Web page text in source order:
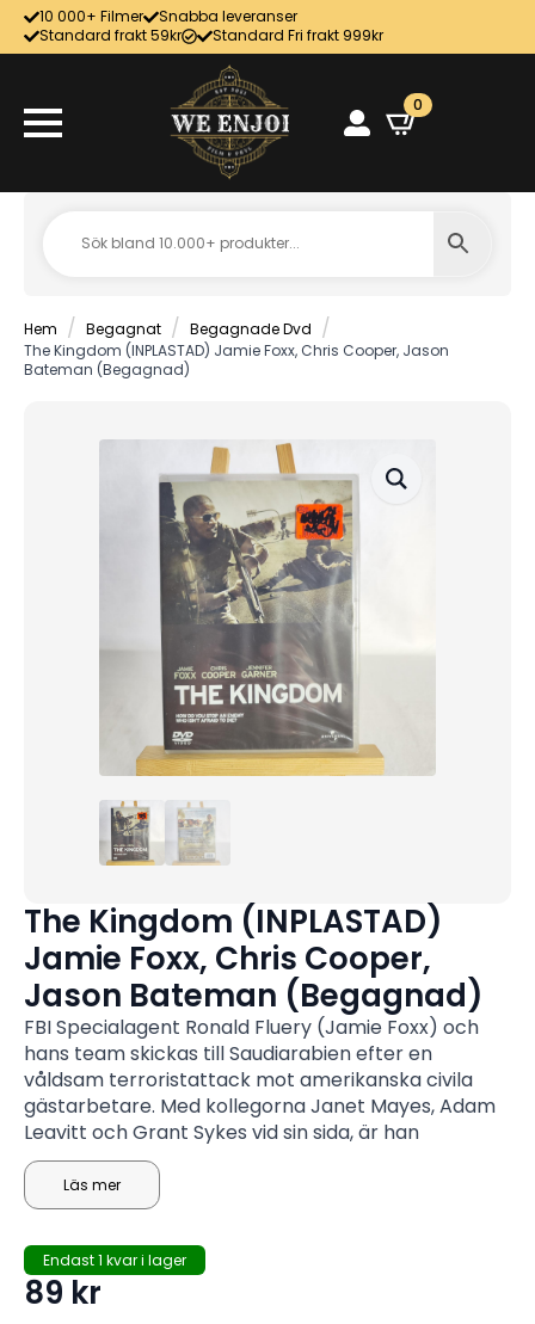
10 000+ Filmer
Snabba leveranser
Standard frakt 59kr
Standard Fri frakt 999kr
0
Hem Begagnat
Begagnade Dvd
The Kingdom (INPLASTAD) Jamie Foxx, Chris Cooper, Jason
Bateman (Begagnad)
The Kingdom (INPLASTAD)
Jamie Foxx, Chris Cooper,
Jason Bateman (Begagnad)
FBI Specialagent Ronald Fluery (Jamie Foxx) och
hans team skickas till Saudiarabien efter en
våldsam terroristattack mot amerikanska civila
gästarbetare. Med kollegorna Janet Mayes, Adam
Leavitt och Grant Sykes vid sin sida, är han
övertygad om att de kan infiltrera terroristerna
inom en vecka, men detta visar sig vara svårare än
någon kunnat ana. Filmen är baserad på en verklig
Läs mer
Endast 1 kvar i lager
89 kr